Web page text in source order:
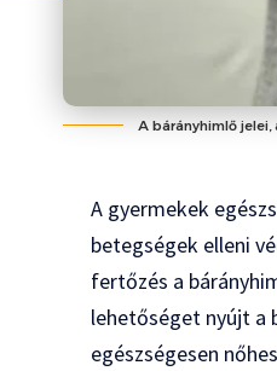
A bárányhimlő jelei,
A gyermekek
betegségek elleni
fertőzés a
lehetőséget nyújt a
egészségesen